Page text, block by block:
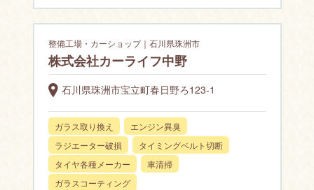
整備工場・カーショップ｜石川県珠洲市
株式会社カーライフ中野
石川県珠洲市宝立町春日野ろ123-1
ガラス取り換え
エンジン異臭
ラジエーター破損
タイミングベルト切断
タイヤ各種メーカー
車清掃
ガラスコーティング